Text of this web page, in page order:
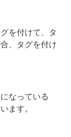
を付けて、タ
、タグを付け
なっている
ます。